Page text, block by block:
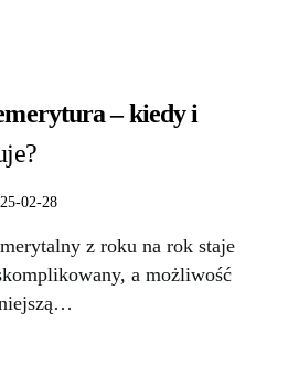
– kiedy i
02-28
z roku na rok staje
a możliwość